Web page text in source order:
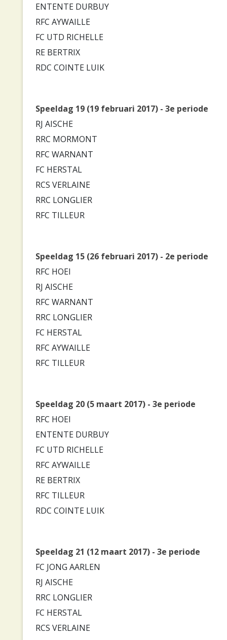
ENTENTE DURBUY
RFC AYWAILLE
FC UTD RICHELLE
RE BERTRIX
RDC COINTE LUIK
Speeldag 19 (19 februari 2017) - 3e periode
RJ AISCHE
RRC MORMONT
RFC WARNANT
FC HERSTAL
RCS VERLAINE
RRC LONGLIER
RFC TILLEUR
Speeldag 15 (26 februari 2017) - 2e periode
RFC HOEI
RJ AISCHE
RFC WARNANT
RRC LONGLIER
FC HERSTAL
RFC AYWAILLE
RFC TILLEUR
Speeldag 20 (5 maart 2017) - 3e periode
RFC HOEI
ENTENTE DURBUY
FC UTD RICHELLE
RFC AYWAILLE
RE BERTRIX
RFC TILLEUR
RDC COINTE LUIK
Speeldag 21 (12 maart 2017) - 3e periode
FC JONG AARLEN
RJ AISCHE
RRC LONGLIER
FC HERSTAL
RCS VERLAINE